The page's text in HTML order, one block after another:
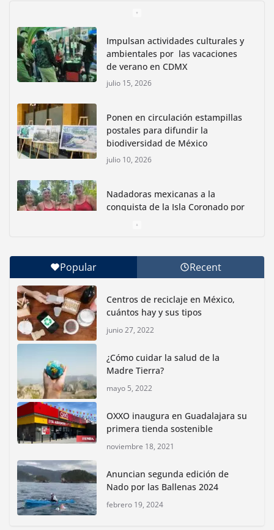
Impulsan actividades culturales y
ambientales por las vacaciones
de verano en CDMX
julio 15, 2026
Ponen en circulación estampillas
postales para difundir la
biodiversidad de México
julio 10, 2026
Nadadoras mexicanas a la
conquista de la Isla Coronado por
Con jornada informativa, Profepa y Humane World
for Animals buscan inhibir tráfico de aves
junio 15, 2026
Inauguran nuevo Embarcadero Cuemanco para
reactivar la zona lacustre de Xochimilco
junio 4, 2026
Rompe CDMX récords Reto Naturalista Urbano 2026 y
lidera la biodiversidad nacional
mayo 18, 2026
bioculturales para promover
huertos urbanos y jardines
polinizadores
Popular Recent
Centros de reciclaje en México,
cuántos hay y sus tipos
junio 27, 2022
¿Cómo cuidar la salud de la
Madre Tierra?
mayo 5, 2022
OXXO inaugura en Guadalajara su
primera tienda sostenible
noviembre 18, 2021
Anuncian segunda edición de
Nado por las Ballenas 2024
febrero 19, 2024